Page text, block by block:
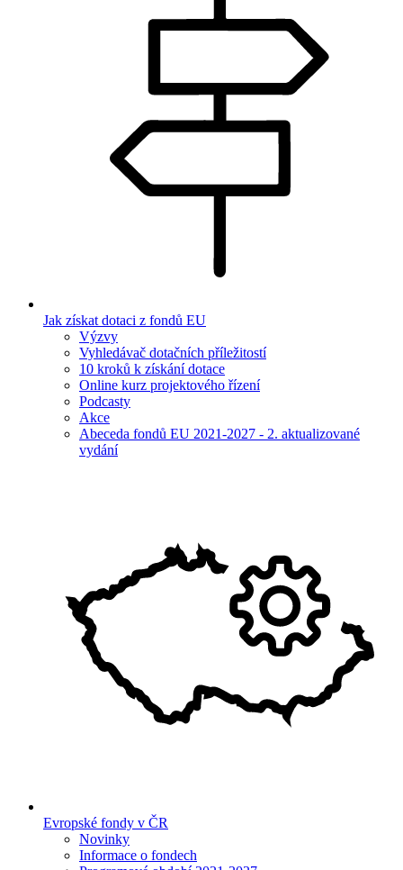
Jak získat dotaci z fondů EU
Výzvy
Vyhledávač dotačních příležitostí
10 kroků k získání dotace
Online kurz projektového řízení
Podcasty
Akce
Abeceda fondů EU 2021-2027 - 2. aktualizované
vydání
Evropské fondy v ČR
Novinky
Informace o fondech